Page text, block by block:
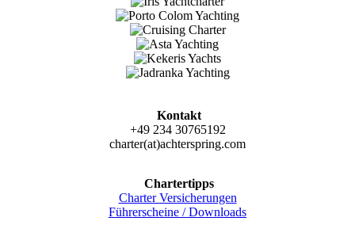
Kontakt
+49 234 30765192
charter(at)achterspring.com
Chartertipps
Charter Versicherungen
Führerscheine / Downloads